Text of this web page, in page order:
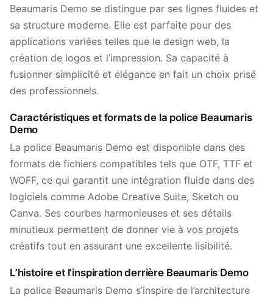
Beaumaris Demo se distingue par ses lignes fluides et
sa structure moderne. Elle est parfaite pour des
applications variées telles que le design web, la
création de logos et l’impression. Sa capacité à
fusionner simplicité et élégance en fait un choix prisé
des professionnels.
Caractéristiques et formats de la police Beaumaris
Demo
La police Beaumaris Demo est disponible dans des
formats de fichiers compatibles tels que OTF, TTF et
WOFF, ce qui garantit une intégration fluide dans des
logiciels comme Adobe Creative Suite, Sketch ou
Canva. Ses courbes harmonieuses et ses détails
minutieux permettent de donner vie à vos projets
créatifs tout en assurant une excellente lisibilité.
L’histoire et l’inspiration derrière Beaumaris Demo
La police Beaumaris Demo s’inspire de l’architecture